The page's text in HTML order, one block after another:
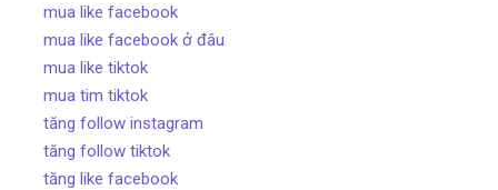
mua like facebook
mua like facebook ở đâu
mua like tiktok
mua tim tiktok
tăng follow instagram
tăng follow tiktok
tăng like facebook